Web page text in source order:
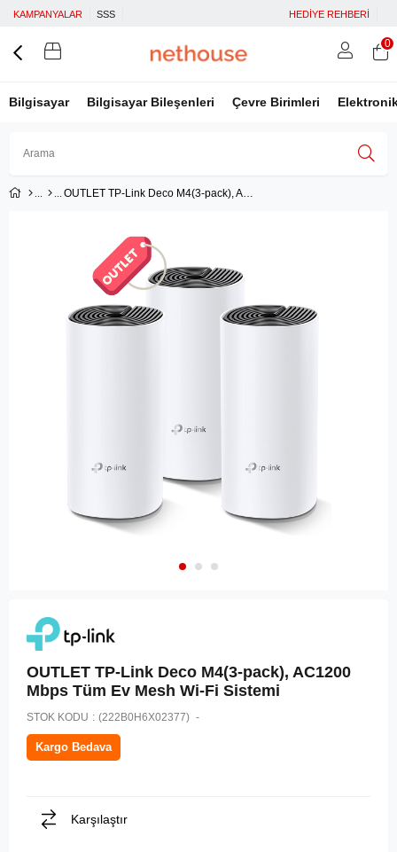
KAMPANYALAR SSS HEDİYE REHBERİ
Bilgisayar Bilgisayar Bileşenleri Çevre Birimleri
Facebook İle Bağlan
0
OUTLET TP-Link Deco M4(3-pack), AC1200 Mbps Tüm Ev Mesh Wi-Fi Sistemi
OUTLET TP-Link Deco M4(3-pack), AC1200
Mbps Tüm Ev Mesh Wi-Fi Sistemi
STOK KODU (222B0H6X02377)
Kargo Bedava
Karşılaştır